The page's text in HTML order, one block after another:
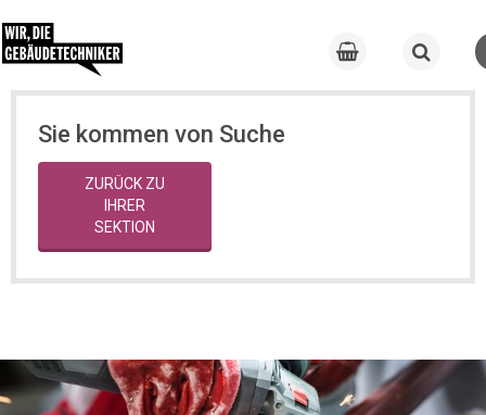
Sie kommen von Suche
ZURÜCK ZU
IHRER
SEKTION